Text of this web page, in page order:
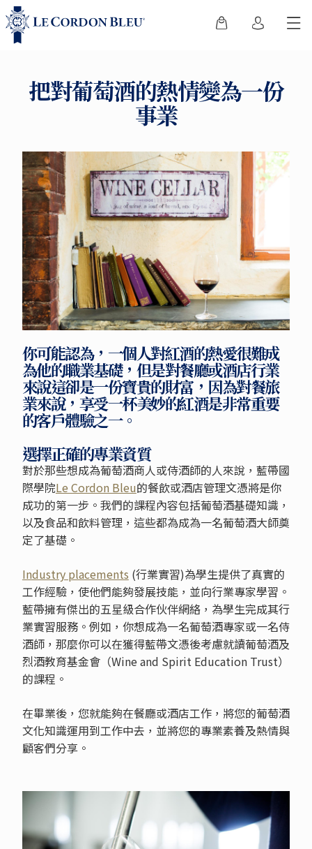
把對葡萄酒的熱情變為一份
事業
你可能認為，一個人對紅酒的熱愛很難成
為他的職業基礎，但是對餐廳或酒店行業
來說這卻是一份寶貴的財富，因為對餐旅
業來說，享受一杯美妙的紅酒是非常重要
的客戶體驗之一。
選擇正確的專業資質
對於那些想成為葡萄酒商人或侍酒師的人來說，藍帶國
際學院Le Cordon Bleu的餐飲或酒店管理文憑將是你
成功的第一步。我們的課程內容包括葡萄酒基礎知識，
以及食品和飲料管理，這些都為成為一名葡萄酒大師奠
定了基礎。
Industry placements (行業實習)為學生提供了真實的
工作經驗，使他們能夠發展技能，並向行業專家學習。
藍帶擁有傑出的五星級合作伙伴網絡，為學生完成其行
業實習服務。例如，你想成為一名葡萄酒專家或一名侍
酒師，那麼你可以在獲得藍帶文憑後考慮就讀葡萄酒及
烈酒教育基金會（Wine and Spirit Education Trust）
的課程。
在畢業後，您就能夠在餐廳或酒店工作，將您的葡萄酒
文化知識運用到工作中去，並將您的專業素養及熱情與
顧客們分享。